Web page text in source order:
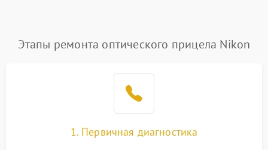
Этапы ремонта оптического прицела Nikon
1. Первичная диагностика